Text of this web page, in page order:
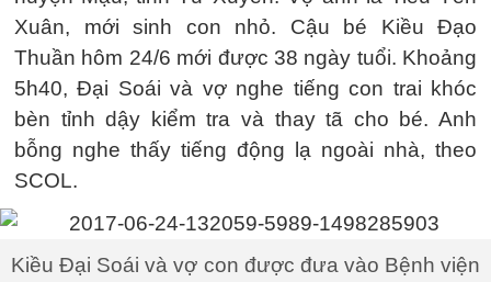
Xuân, mới sinh con nhỏ. Cậu bé Kiều Đạo
Thuần hôm 24/6 mới được 38 ngày tuổi. Khoảng
5h40, Đại Soái và vợ nghe tiếng con trai khóc
bèn tỉnh dậy kiểm tra và thay tã cho bé. Anh
bỗng nghe thấy tiếng động lạ ngoài nhà, theo
SCOL.
Kiều Đại Soái và vợ con được đưa vào Bệnh viện